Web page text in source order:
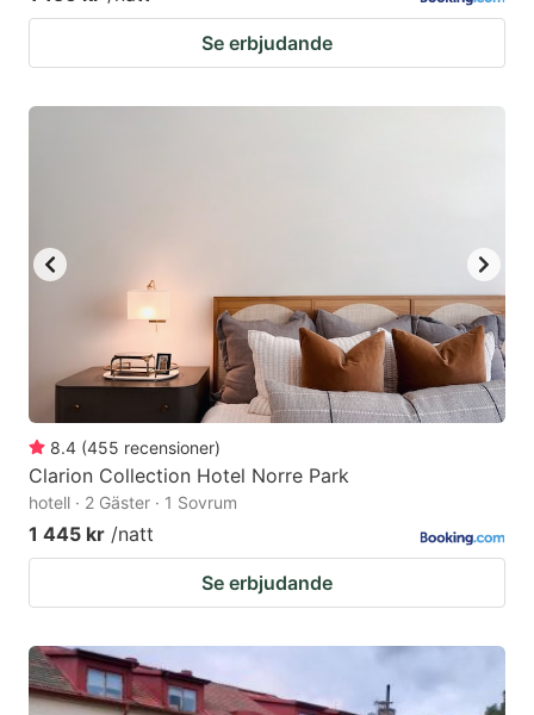
Se erbjudande
8.4 (455 recensioner)
Clarion Collection Hotel Norre Park
hotell · 2 Gäster · 1 Sovrum
1 445 kr /natt
Se erbjudande